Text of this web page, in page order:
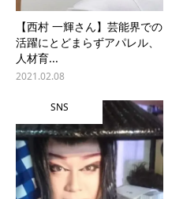
【西村 一輝さん】芸能界での
活躍にとどまらずアパレル、
人材育...
2021.02.08
SNS